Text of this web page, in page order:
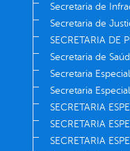
Secretaria de
Secretaria de
SECRETARIA DE
Secretaria de
Secretaria
Secretaria
SECRETARIA
SECRETARIA
SECRETARIA